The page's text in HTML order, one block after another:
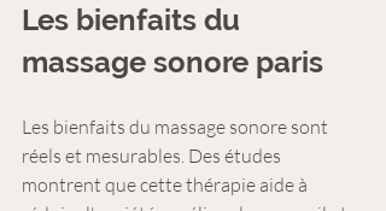
Les bienfaits du
massage sonore paris
Les bienfaits du massage sonore sont
réels et mesurables. Des études
montrent que cette thérapie aide à